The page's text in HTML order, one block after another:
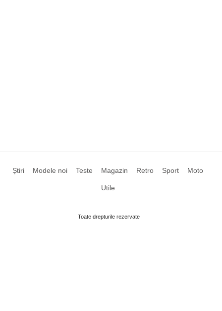
Știri Modele noi Teste Magazin Retro Sport Moto
Utile
Toate drepturile rezervate